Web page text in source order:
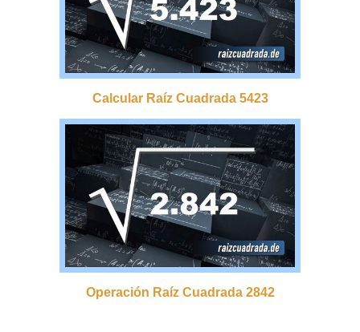
Calcular Raíz Cuadrada 5423
Operación Raíz Cuadrada 2842